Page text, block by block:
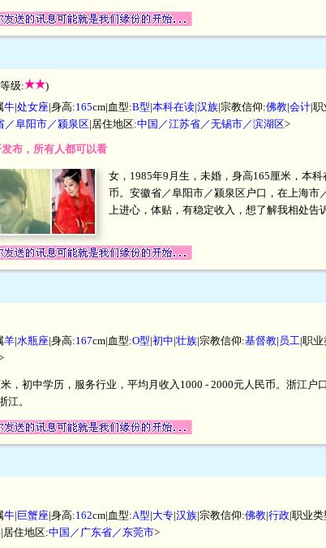
级:
)
牛|处女座|身高:165cm|血型:B型|本科在读|汉族|宗教信仰:佛教|会计|
／阜阳市／颍泉区|居住地区:中国／江苏省／无锡市／滨湖区>
布，所有人都可以看
女，1985年9月生，未婚，身高165厘米，本
币。安徽省／阜阳市／颍泉区户口，在上海
上进心，体贴，有稳定收入，想了解我相处告
羊|水瓶座|身高:167cm|血型:O型|初中|壮族|宗教信仰:基督教| 员工|职
，初中学历，服务行业，平均月收入1000 - 2000元人民币。浙江
江。
牛|巨蟹座|身高:162cm|血型:A型|大专|汉族|宗教信仰:佛教|行政|职业类
|居住地区:中国／广东省／东莞市>